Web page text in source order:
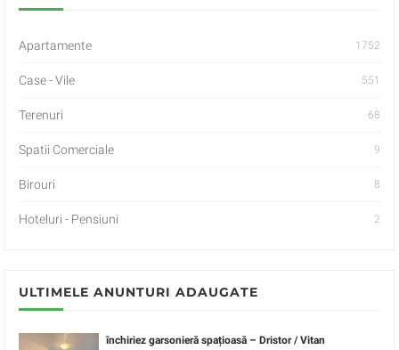
Apartamente 1752
Case - Vile 551
Terenuri 68
Spatii Comerciale 9
Birouri 8
Hoteluri - Pensiuni 2
ULTIMELE ANUNTURI ADAUGATE
închiriez garsonieră spațioasă – Dristor / Vitan